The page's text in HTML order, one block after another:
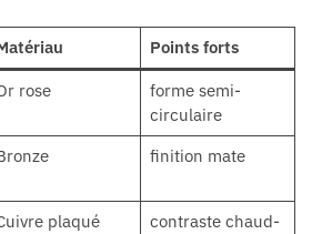
Points forts
rose
forme semi-
circulaire
finition mate
plaqué
contraste chaud-